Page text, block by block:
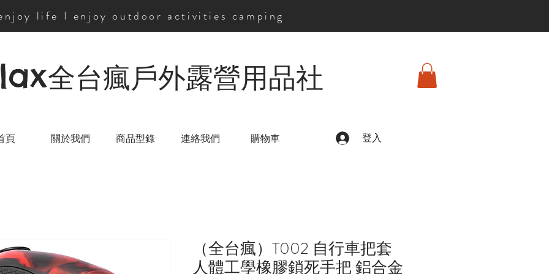
life I enjoy outdoor activities camping
全台瘋戶外露營用品社
頁 關於我們 商品型錄 連絡我們 購物車 登入
（全台瘋）T002 自行車把套
人體工學橡膠鎖死手把 鋁合金